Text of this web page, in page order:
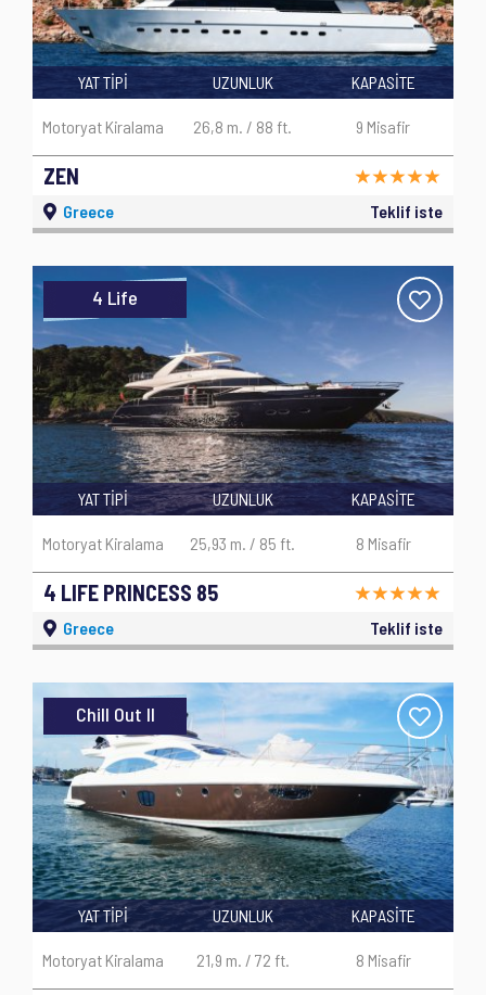
ZEN
YAT TİPİ
Motoryat Kiralama
UZUNLUK
26,8 m. / 88 ft.
KAPASİTE
9 Misafir
Greece Teklif iste
4 Life
4 LIFE PRINCESS 85
YAT TİPİ
Motoryat Kiralama
UZUNLUK
25,93 m. / 85 ft.
KAPASİTE
8 Misafir
Greece Teklif iste
Chill Out II
YAT TİPİ
Motoryat Kiralama
UZUNLUK
21,9 m. / 72 ft.
KAPASİTE
8 Misafir